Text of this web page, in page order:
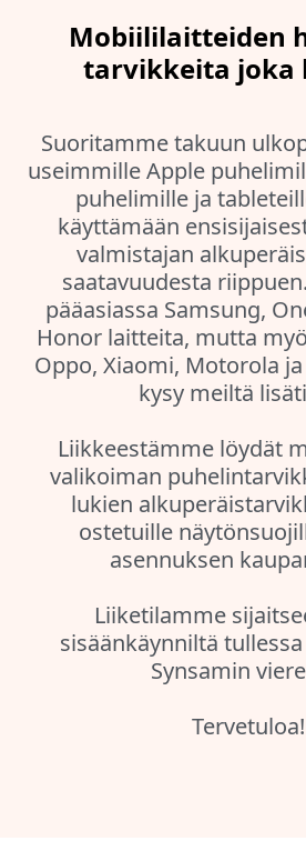
Mobiililaitteiden
tarvikkeita joka
Suoritamme takuun
useimmille Apple
puhelimille ja
käyttämään
valmistajan
saatavuudesta
pääasiassa Samsung,
Honor laitteita, mutta
Oppo, Xiaomi, Motorola
kysy meiltä
Liikkeestämme löydät
valikoiman
lukien
ostetuille
asennuksen
Liiketilamme
sisäänkäynniltä
Synsamin
Tervetuloa!